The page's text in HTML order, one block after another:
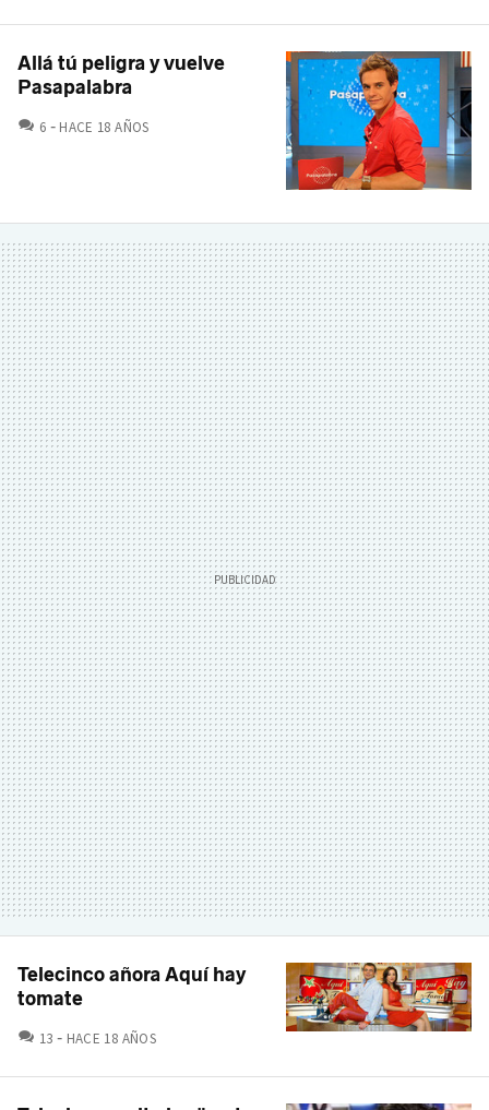
Allá tú peligra y vuelve
Pasapalabra
6 COMENTARIOS
HACE 18 AÑOS
Telecinco añora Aquí hay
tomate
13 COMENTARIOS
HACE 18 AÑOS